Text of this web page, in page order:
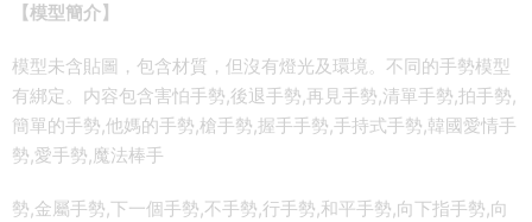
【模型簡介】
模型未含貼圖，包含材質，但沒有燈光及環境。不同的手勢模型
有綁定。内容包含害怕手勢,後退手勢,再見手勢,清單手勢,拍手勢,
簡單的手勢,他媽的手勢,槍手勢,握手手勢,手持式手勢,韓國愛情手
勢,愛手勢,魔法棒手
勢,金屬手勢,下一個手勢,不手勢,行手勢,和平手勢,向下指手勢,向